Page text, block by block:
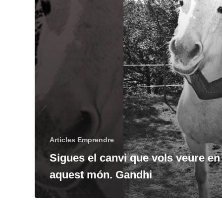
Articles Emprendre
Sigues el canvi que vols veure en
aquest món. Gandhi